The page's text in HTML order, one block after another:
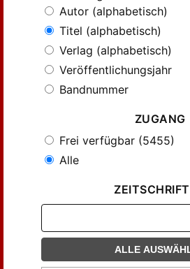
Autor (alphabetisch)
Titel (alphabetisch)
Verlag (alphabetisch)
Veröffentlichungsjahr
Bandnummer
ZUGANG
Frei verfügbar (5455)
Alle
ALLE